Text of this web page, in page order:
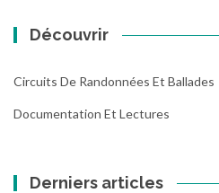
Découvrir
Circuits De Randonnées Et Ballades
Documentation Et Lectures
Derniers articles